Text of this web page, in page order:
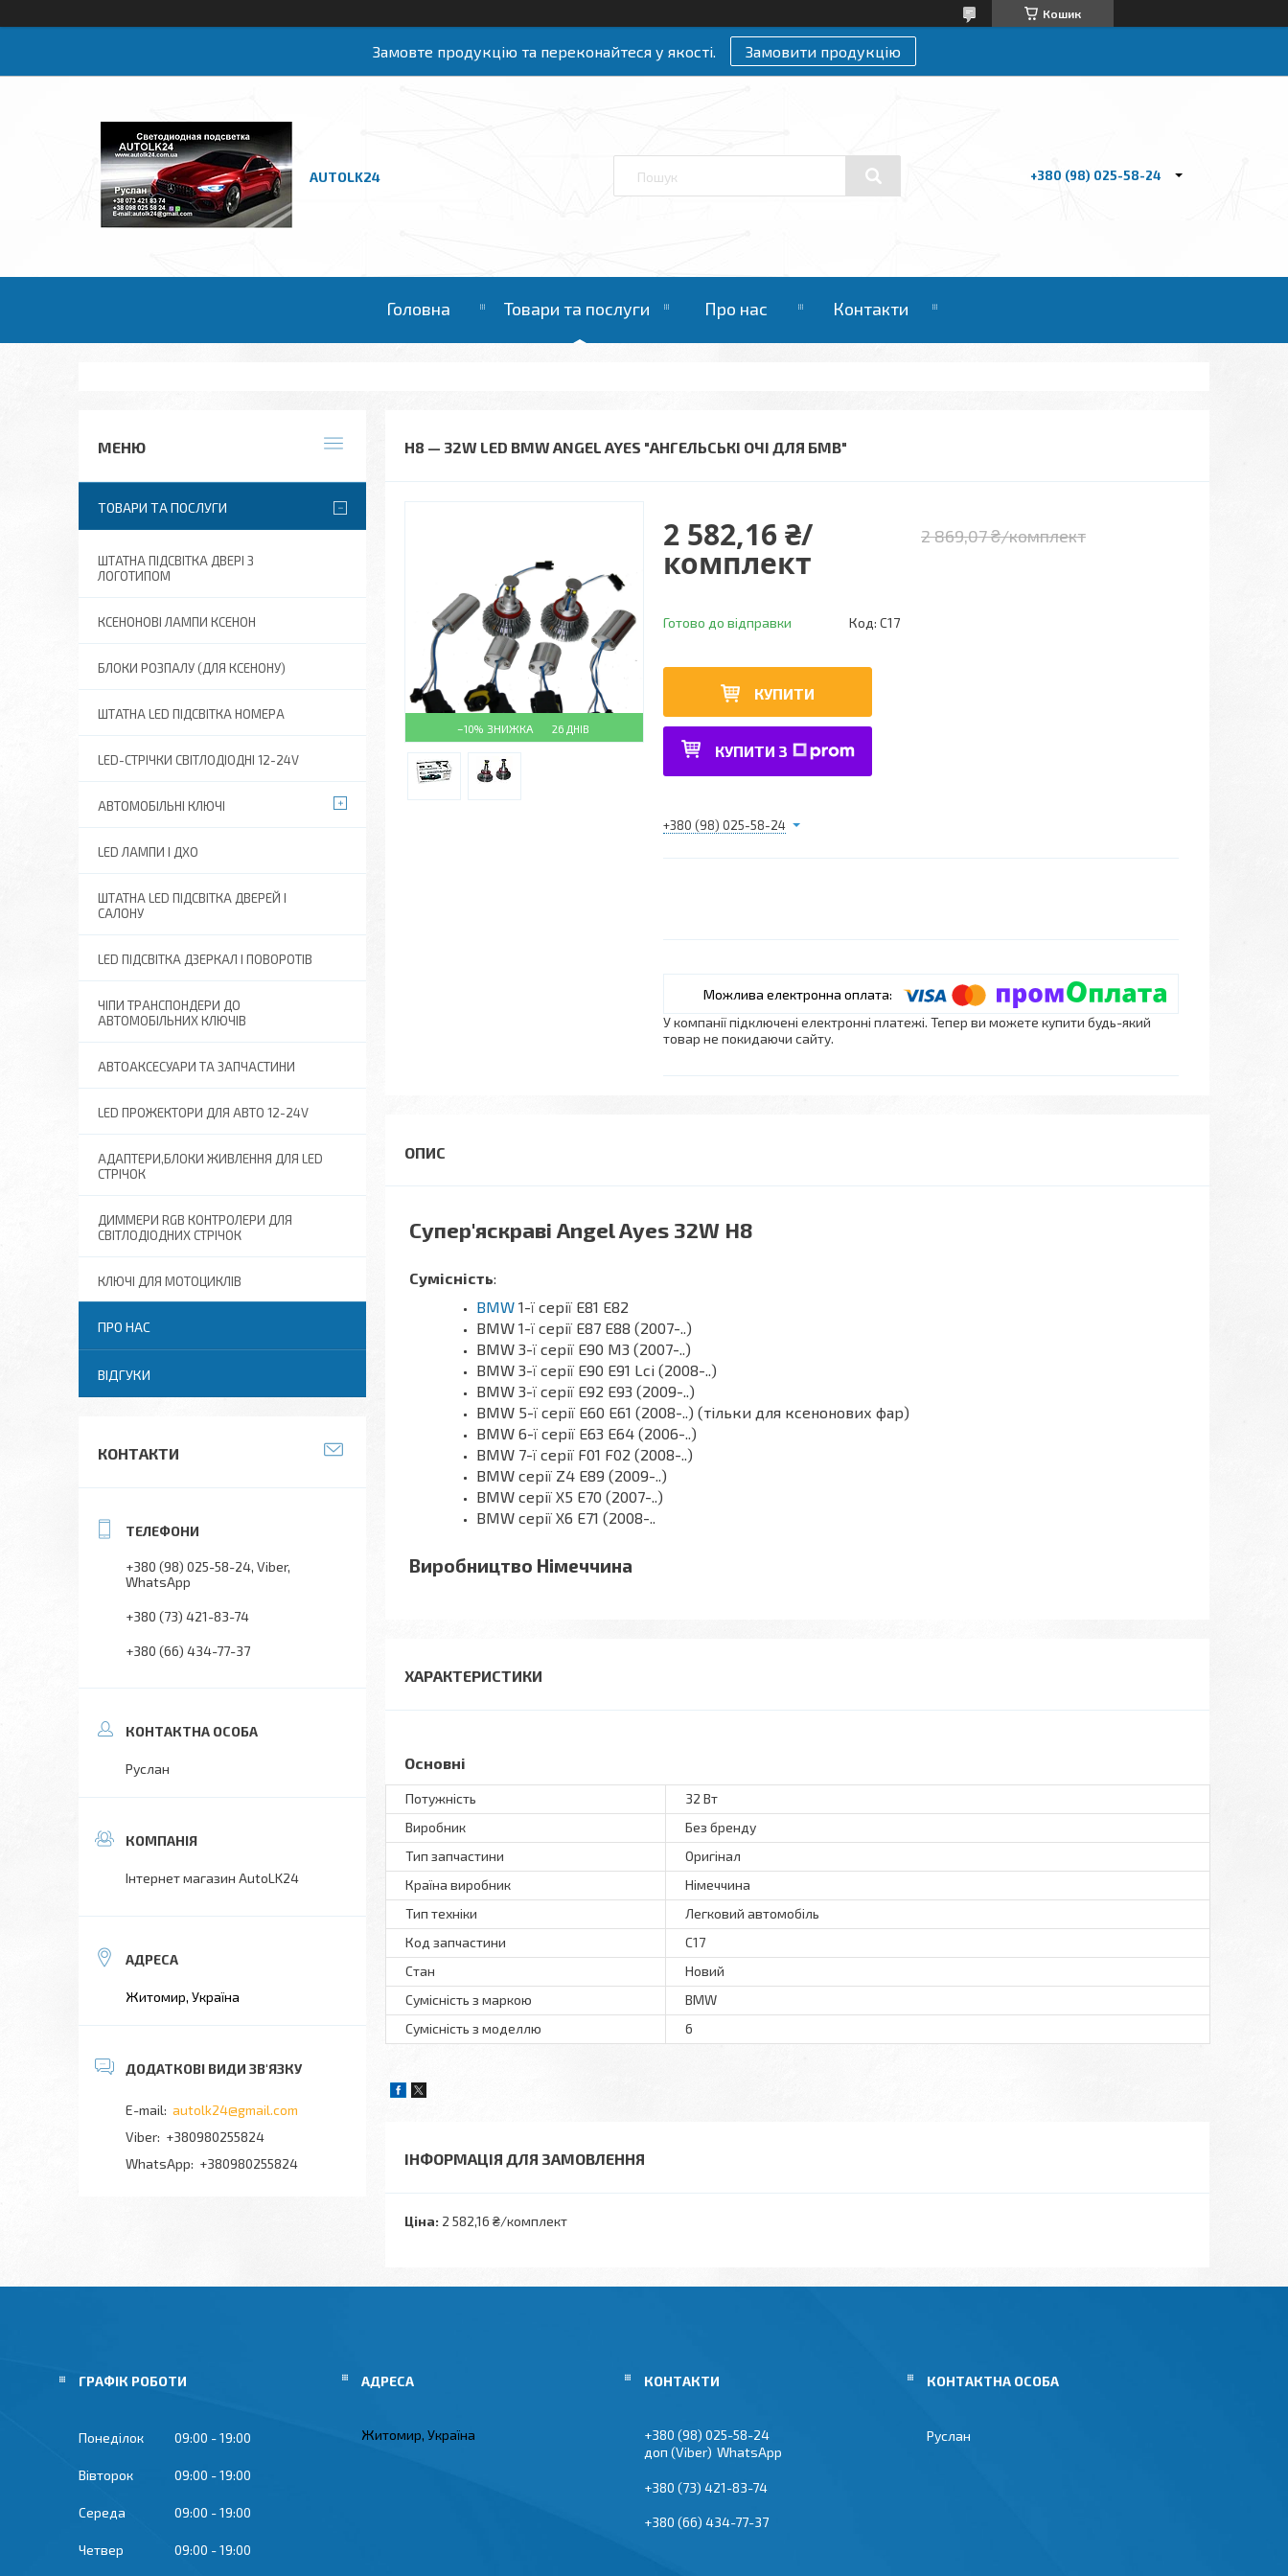
Кошик
Замовте продукцію та переконайтеся у якості. Замовити продукцію
AUTOLK24 +380 (98) 025-58-24
Головна Товари та послуги Про нас Контакти
H8 — 32W LED BMW ANGEL AYES "АНГЕЛЬСЬКІ ОЧІ ДЛЯ БМВ"
–10% 26 ДНІВ
2 869,07 ₴/комплект
2 582,16 ₴/
комплект
Готово до відправки Код: С17
КУПИТИ
КУПИТИ З
+380 (98) 025-58-24
У компанії підключені електронні платежі. Тепер ви можете купити будь-який
товар не покидаючи сайту.
Супер'яскраві Angel Ayes 32W H8
Сумісність:
BMW 1-ї серії Е81 E82
BMW 1-ї серії E87 E88 (2007-..)
BMW 3-ї серії E90 M3 (2007-..)
BMW 3-ї серії E90 E91 Lci (2008-..)
BMW 3-ї серії E92 E93 (2009-..)
BMW 5-ї серії E60 E61 (2008-..) (тільки для ксенонових фар)
BMW 6-ї серії E63 E64 (2006-..)
BMW 7-ї серії F01 F02 (2008-..)
BMW серії Z4 E89 (2009-..)
BMW серії X5 E70 (2007-..)
BMW серії X6 E71 (2008-..
Виробництво Німеччина
ХАРАКТЕРИСТИКИ
Основні
Потужність
32 Вт
Виробник
Без бренду
Тип запчастини
Оригінал
Країна виробник
Німеччина
Тип техніки
Легковий автомобіль
Код запчастини
С17
Стан
Новий
Сумісність з маркою
BMW
Сумісність з моделлю
6
ІНФОРМАЦІЯ ДЛЯ ЗАМОВЛЕННЯ
Ціна: 2 582,16 ₴/комплект
ТОВАРИ ТА ПОСЛУГИ
ШТАТНА ПІДСВІТКА ДВЕРІ З
ЛОГОТИПОМ
КСЕНОНОВІ ЛАМПИ КСЕНОН
БЛОКИ РОЗПАЛУ (ДЛЯ КСЕНОНУ)
ШТАТНА LED ПІДСВІТКА НОМЕРА
LED-СТРІЧКИ СВІТЛОДІОДНІ 12-24V
АВТОМОБІЛЬНІ КЛЮЧІ
LED ЛАМПИ І ДХО
ШТАТНА LED ПІДСВІТКА ДВЕРЕЙ І
САЛОНУ
LED ПІДСВІТКА ДЗЕРКАЛ І ПОВОРОТІВ
ЧІПИ ТРАНСПОНДЕРИ ДО
АВТОМОБІЛЬНИХ КЛЮЧІВ
АВТОАКСЕСУАРИ ТА ЗАПЧАСТИНИ
LED ПРОЖЕКТОРИ ДЛЯ АВТО 12-24V
АДАПТЕРИ,БЛОКИ ЖИВЛЕННЯ ДЛЯ LED
СТРІЧОК
ДИММЕРИ RGB КОНТРОЛЕРИ ДЛЯ
СВІТЛОДІОДНИХ СТРІЧОК
КЛЮЧІ ДЛЯ МОТОЦИКЛІВ
ПРО НАС
ВІДГУКИ
КОНТАКТИ
+380 (98) 025-58-24 Viber
WhatsApp
+380 (73) 421-83-74
+380 (66) 434-77-37
Руслан
Інтернет магазин AutoLK24
Житомир, Україна
autolk24@gmail.com
+380980255824
+380980255824
ГРАФІК РОБОТИ
Понеділок 09:00 19:00
Вівторок 09:00 19:00
Середа 09:00 19:00
Четвер 09:00 19:00
Житомир, Україна
+380 (98) 025-58-24
Viber WhatsApp
+380 (73) 421-83-74
+380 (66) 434-77-37
Руслан